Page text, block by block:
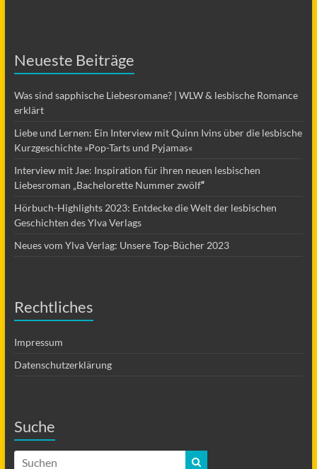
Neueste Beiträge
Was sind sapphische Liebesromane? | WLW & lesbische Romance
erklärt
Liebe und Lernen: Ein Interview mit Quinn Ivins über die lesbische
Kurzgeschichte »Pop-Tarts und Pyjamas«
Interview mit Jae: Inspiration für ihren neuen lesbischen
Liebesroman „Bachelorette Nummer zwölf“
Hörbuch-Highlights 2023: Entdecke die Welt der lesbischen
Geschichten des Ylva Verlags
Neues vom Ylva Verlag: Unsere Top-Bücher 2023
Rechtliches
Impressum
Datenschutzerklärung
Suche